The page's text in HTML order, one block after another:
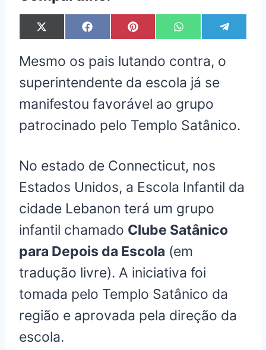
S
h
r
o
n
X
(
w
t
t
e
)
S
h
r
o
n
F
a
e
b
o
o
k
S
h
r
o
P
i
t
r
s
t
S
h
r
o
W
h
t
A
p
S
h
e
Mesmo os pais lutando contra, o
superintendente da escola já se
manifestou favorável ao grupo
patrocinado pelo Templo Satânico.
No estado de Connecticut, nos
Estados Unidos, a Escola Infantil da
cidade Lebanon terá um grupo
infantil chamado Clube Satânico
para Depois da Escola (em
tradução livre). A iniciativa foi
tomada pelo Templo Satânico da
região e aprovada pela direção da
escola.